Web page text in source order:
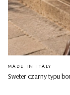
Sweter czarny typu
PRODUCENT
MADE IN ITALY